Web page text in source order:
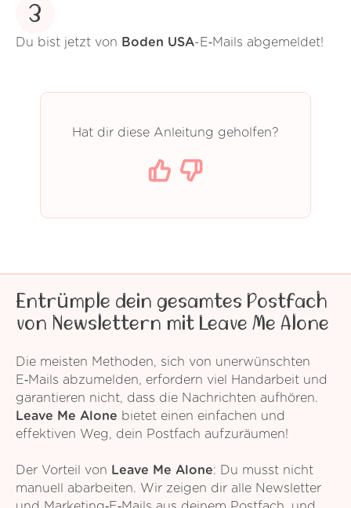
3
Du bist jetzt von Boden USA-E‑Mails abgemeldet!
Hat dir diese Anleitung geholfen?
Entrümple dein gesamtes Postfach
von Newslettern mit Leave Me Alone
Die meisten Methoden, sich von unerwünschten
E‑Mails abzumelden, erfordern viel Handarbeit und
garantieren nicht, dass die Nachrichten aufhören.
Leave Me Alone bietet einen einfachen und
effektiven Weg, dein Postfach aufzuräumen!
Der Vorteil von Leave Me Alone: Du musst nicht
manuell abarbeiten. Wir zeigen dir alle Newsletter